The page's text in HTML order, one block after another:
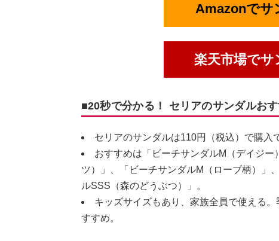
Amazonでサ
楽天市場でサ
■20秒で分かる！ セリアのサンダルお
セリアのサンダルは110円（税込）で購入
おすすめは「ビーチサンダルM（デイジ
ツ）」、「ビーチサンダルM（ローブ柄）」
ルSSS（森のどうぶつ）」。
キッズサイズもあり、家族全員で使える
すすめ。